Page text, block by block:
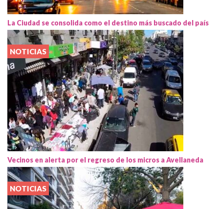
La Ciudad se consolida como el destino más buscado del país
NOTICIAS
Vecinos en alerta por el regreso de los micros a Avellaneda
NOTICIAS